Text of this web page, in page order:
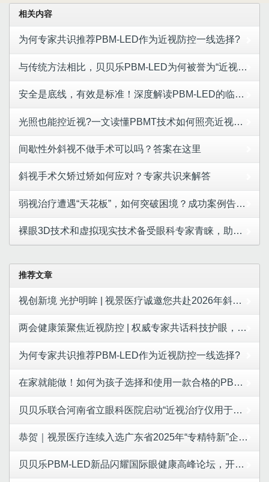
相关内容
为何专家共识推荐PBM-LED作为近视防控一线选择?
与传统方法相比，贝贝乐PBM-LED为何被誉为“近视防控的优等生”
安全是底线，有效是标准！深度解读PBM-LED的临床安全性与有效性
光照也能控近视?一文读懂PBMT技术如何照亮近视防控新路径
间歇性外斜视不做手术可以吗？答案在这里
斜视手术欠矫过矫如何应对？专家共识来解答
弱视治疗遭遇“天花板”，如何突破困境？成功案例告诉你
裸眼3D技术和虚拟现实技术备受眼科专家青睐，助力视觉健康创新突破！
推荐文章
视创新境 光护明眸 | 视景医疗诚邀您共赴2026年斜视与小儿眼科学术大会
两会健康策聚焦近视防控 | 权威专家共话科技护眼，视景医疗LED红光成合规防控新选择
为何专家共识推荐PBM-LED作为近视防控一线选择?
在家就能做！如何为孩子选择和使用一款合格的PBM-LED产品
贝贝乐联合河南省立眼科医院启动“近视治疗仪用于控制儿童青少年近视进展的安全性和有效性研究”项目！
恭贺｜视景医疗连续入选广东省2025年“专精特新”企业名单
贝贝乐PBM-LED新品闪耀国际眼健康高峰论坛，开启近视防控新篇章